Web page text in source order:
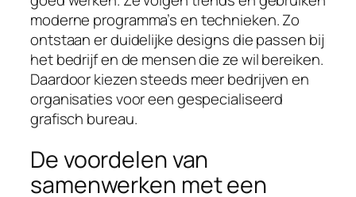
moderne programma’s en technieken. Zo
ontstaan er duidelijke designs die passen bij
het bedrijf en de mensen die ze wil bereiken.
Daardoor kiezen steeds meer bedrijven en
organisaties voor een gespecialiseerd
grafisch bureau.
De voordelen van
samenwerken met een